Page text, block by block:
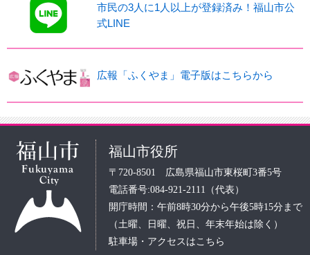
市民の3人に1人以上が登録済み！福山市公
式LINE
広報「ふくやま」電子版はこちらから
福山市役所
〒720-8501 広島県福山市東桜町3番5号
電話番号:084-921-2111（代表）
開庁時間：午前8時30分から午後5時15分まで
（土曜、日曜、祝日、年末年始は除く）
駐車場・アクセスはこちら